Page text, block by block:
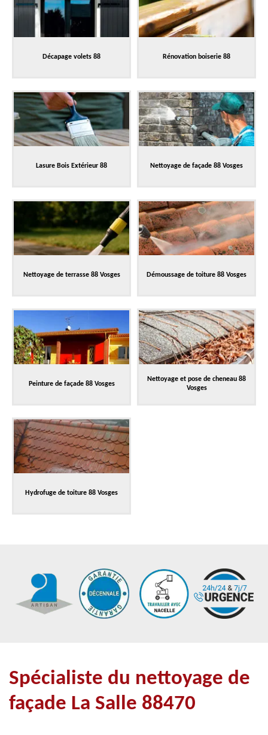
Décapage volets 88 Rénovation boiserie 88
Lasure Bois Extérieur 88 Nettoyage de façade 88 Vosges
Nettoyage de terrasse 88 Vosges Démoussage de toiture 88 Vosges
Peinture de façade 88 Vosges
Nettoyage et pose de cheneau 88
Vosges
Hydrofuge de toiture 88 Vosges
Spécialiste du nettoyage de
façade La Salle 88470